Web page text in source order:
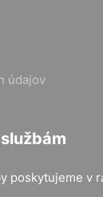
údajov
poskytujeme v